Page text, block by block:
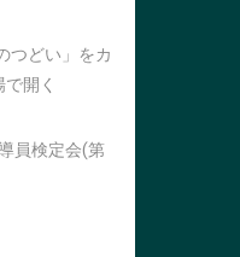
つどい」をカ
開く
員検定会(第